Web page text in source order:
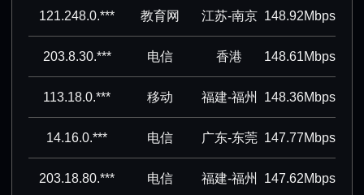
121.248.0.*** 教育网 江苏-南京 148.92Mbps
203.8.30.*** 电信 香港 148.61Mbps
113.18.0.*** 移动 福建-福州 148.36Mbps
14.16.0.*** 电信 广东-东莞 147.77Mbps
203.18.80.*** 电信 福建-福州 147.62Mbps